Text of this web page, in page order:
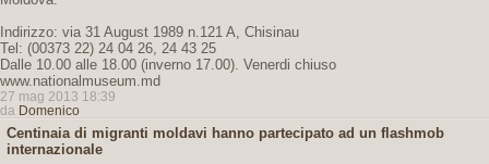
Indirizzo: via 31 August 1989 n.121 A, Chisinau
Tel: (00373 22) 24 04 26, 24 43 25
Dalle 10.00 alle 18.00 (inverno 17.00). Venerdi chiuso
www.nationalmuseum.md
27 mag 2013 18:39
da Domenico
Centinaia di migranti moldavi hanno partecipato ad un flashmob
internazionale